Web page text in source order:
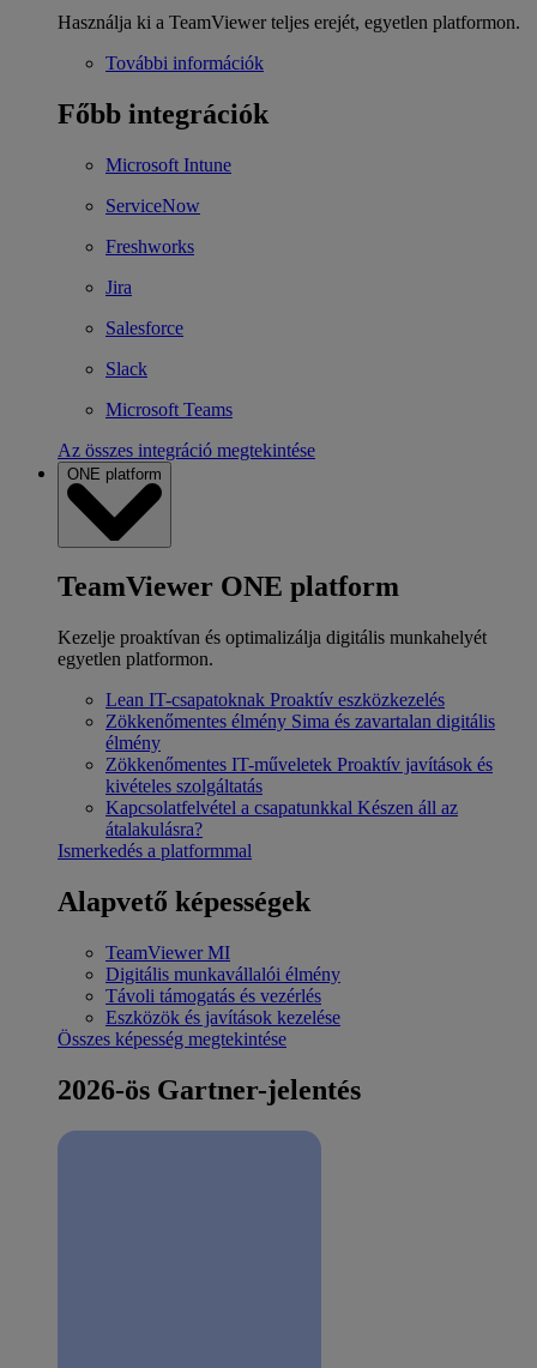
Használja ki a TeamViewer teljes erejét, egyetlen platformon.
További információk
Főbb integrációk
Microsoft Intune
ServiceNow
Freshworks
Jira
Salesforce
Slack
Microsoft Teams
Az összes integráció megtekintése
ONE platform
TeamViewer ONE platform
Kezelje proaktívan és optimalizálja digitális munkahelyét
egyetlen platformon.
Lean IT-csapatoknak Proaktív eszközkezelés
Zökkenőmentes élmény Sima és zavartalan digitális
élmény
Zökkenőmentes IT-műveletek Proaktív javítások és
kivételes szolgáltatás
Kapcsolatfelvétel a csapatunkkal Készen áll az
átalakulásra?
Ismerkedés a platformmal
Alapvető képességek
TeamViewer MI
Digitális munkavállalói élmény
Távoli támogatás és vezérlés
Eszközök és javítások kezelése
Összes képesség megtekintése
2026-ös Gartner-jelentés